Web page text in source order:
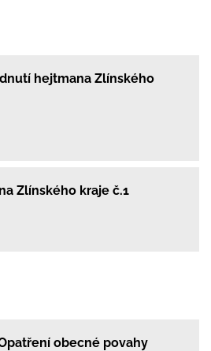
hejtmana Zlínského
Zlínského kraje č.1
obecné povahy